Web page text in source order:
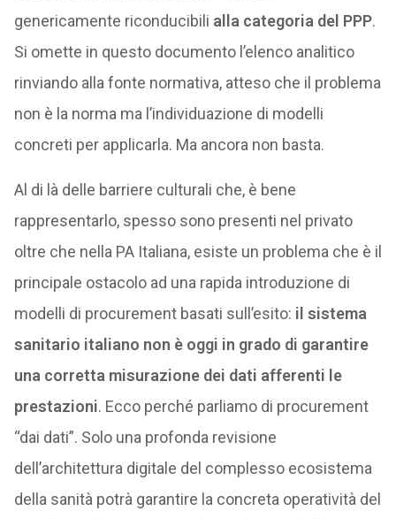
genericamente riconducibili alla categoria del PPP.
Si omette in questo documento l’elenco analitico
rinviando alla fonte normativa, atteso che il problema
non è la norma ma l’individuazione di modelli
concreti per applicarla. Ma ancora non basta.
Al di là delle barriere culturali che, è bene
rappresentarlo, spesso sono presenti nel privato
oltre che nella PA Italiana, esiste un problema che è il
principale ostacolo ad una rapida introduzione di
modelli di procurement basati sull’esito: il sistema
sanitario italiano non è oggi in grado di garantire
una corretta misurazione dei dati afferenti le
prestazioni. Ecco perché parliamo di procurement
“dai dati”. Solo una profonda revisione
dell’architettura digitale del complesso ecosistema
della sanità potrà garantire la concreta operatività del